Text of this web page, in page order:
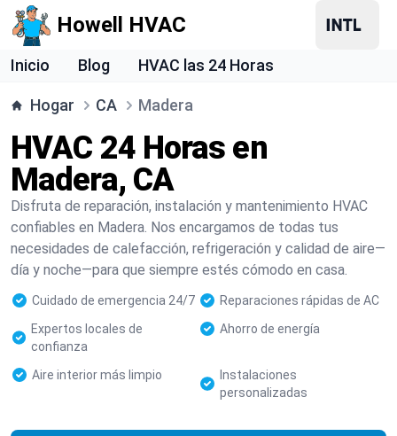
Howell HVAC
Inicio Blog HVAC las 24 Horas
Hogar CA Madera
HVAC 24 Horas en
Madera, CA
Disfruta de reparación, instalación y mantenimiento HVAC
confiables en Madera. Nos encargamos de todas tus
necesidades de calefacción, refrigeración y calidad de aire—
día y noche—para que siempre estés cómodo en casa.
Cuidado de emergencia 24/7
Reparaciones rápidas de AC
Expertos locales de
confianza
Ahorro de energía
Aire interior más limpio
Instalaciones
personalizadas